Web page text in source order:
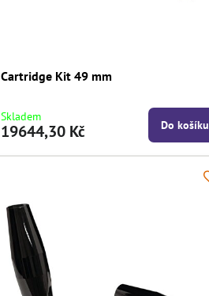
Cartridge Kit 49 mm
Skladem
19644,30 Kč Do košíku